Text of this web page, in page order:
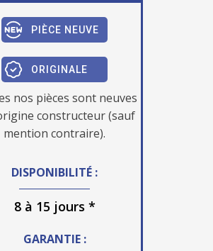
PIÈCE NEUVE
ORIGINALE
nos pièces sont neuves
constructeur (sauf
mention contraire).
DISPONIBILITÉ :
8 à 15 jours *
GARANTIE :